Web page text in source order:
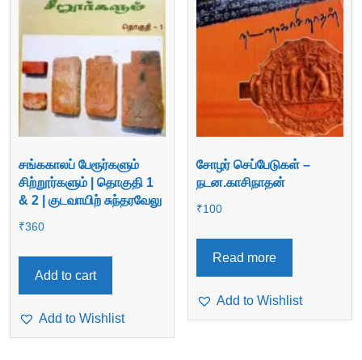
சங்ககாலப் பேரூர்களும்
சிற்றூர்களும் | தொகுதி 1
& 2 | குடவாயிற் சுந்தரவேலு
₹360
Add to cart
Add to Wishlist
சோழர் செப்பேடுகள் –
நடன.காசிநாதன்
₹100
Read more
Add to Wishlist